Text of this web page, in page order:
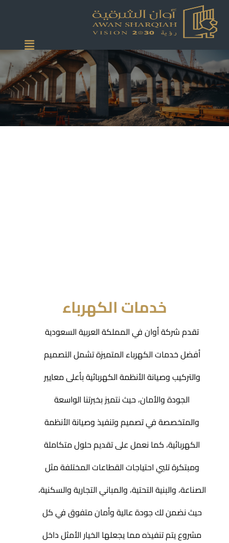
خدمات الكهرباء
تقدمشركة أوانفي المملكة العربية السعودية
أفضل خدمات الكهرباء المتميزة تشمل التصميم
والتركيب وصيانة الأنظمة الكهربائية بأعلى معايير
الجودة والأمان، حيث نتميز بخبرتنا الواسعة
والمتخصصة في تصميم وتنفيذ وصيانة الأنظمة
الكهربائية، كما نعمل على تقديم حلول متكاملة
ومبتكرة تلبي احتياجات القطاعات المختلفة مثل
الصناعة، والبنية التحتية، والمباني التجارية والسكنية،
حيث نضمن لك جودة عالية وأمان متفوق في كل
مشروع يتم تنفيذه مما يجعلها الخيار الأمثل داخل